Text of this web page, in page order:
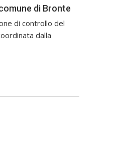
di Bronte
di controllo del
dalla